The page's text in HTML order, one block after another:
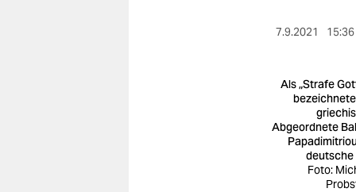
7.9.2021
Als „Strafe
Abgeordnete
deutsche
Foto: